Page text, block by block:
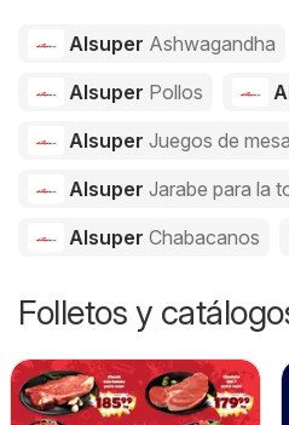
Alsuper Ashwagandha
Alsuper Pollos
Alsuper Juegos de mesa
Alsuper Jarabe para la
Alsuper Chabacanos
Folletos y